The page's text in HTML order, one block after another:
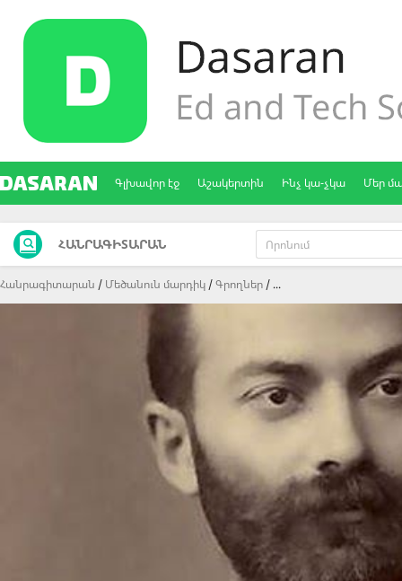
Գլխավոր էջ Աշակերտին Ինչ կա-չկա Մեր
ՀԱՆՐԱԳԻՏԱՐԱՆ
Հանրագիտարան Մեծանուն մարդիկ Գրողներ ...